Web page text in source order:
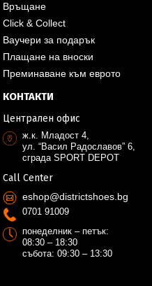
Връщане
Click & Collect
Ваучери за подарък
Плащане на вноски
Преминаване към еврото
КОНТАКТИ
Централен офис
ж.к. Младост 4,
ул. “Васил Радославов” 6,
сграда SPORT DEPOT
Call Center
eshop@districtshoes.bg
0701 91009
понеделник – петък:
08:30 – 18:30
събота: 09:30 – 13:30